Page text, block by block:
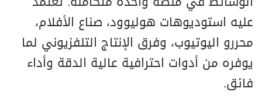
عليه استوديوهات هوليوود، صناع الأفلام،
محررو اليوتيوب، وفرق الإنتاج التلفزيوني لما
يوفره من أدوات احترافية عالية الدقة وأداء
فائق.